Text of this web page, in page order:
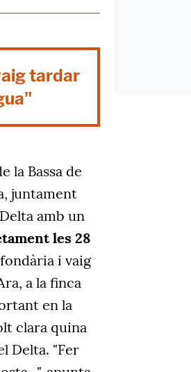
tardar
la Bassa de
juntament
amb un
les 28
i vaig
a la finca
en la
clara quina
Delta. "Fer